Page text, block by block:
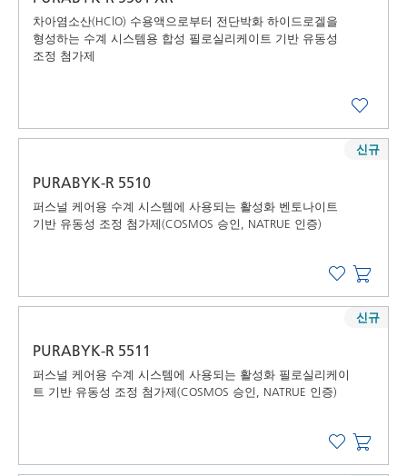
차아염소산(HClO) 수용액으로부터 전단박화 하이드로겔을
형성하는 수계 시스템용 합성 필로실리케이트 기반 유동성
조정 첨가제
PURABYK-R 5510
퍼스널 케어용 수계 시스템에 사용되는 활성화 벤토나이트
기반 유동성 조정 첨가제(COSMOS 승인, NATRUE 인증)
신규
PURABYK-R 5511
퍼스널 케어용 수계 시스템에 사용되는 활성화 필로실리케이
트 기반 유동성 조정 첨가제(COSMOS 승인, NATRUE 인증)
신규